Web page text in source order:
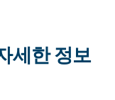
세한 정보